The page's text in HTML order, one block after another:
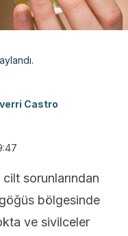
Castro
sorunlarından
bölgesinde
ve sivilceler